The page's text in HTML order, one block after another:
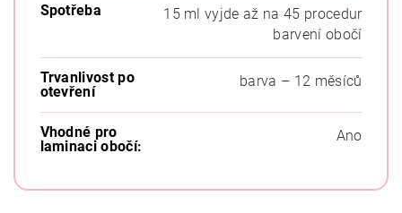
Spotřeba
15 ml vyjde až na 45 procedur
barvení obočí
Trvanlivost po
otevření
barva – 12 měsíců
Vhodné pro
laminaci obočí:
Ano